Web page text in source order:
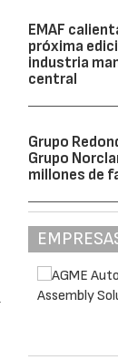
EMAF
próxima
industria
central
Grupo
Grupo
millones de